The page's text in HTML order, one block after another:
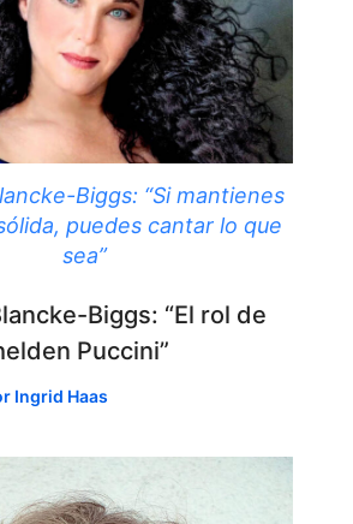
Biggs: “Si mantienes
puedes cantar lo que
sea”
Biggs: “El rol de
Puccini”
Ingrid Haas